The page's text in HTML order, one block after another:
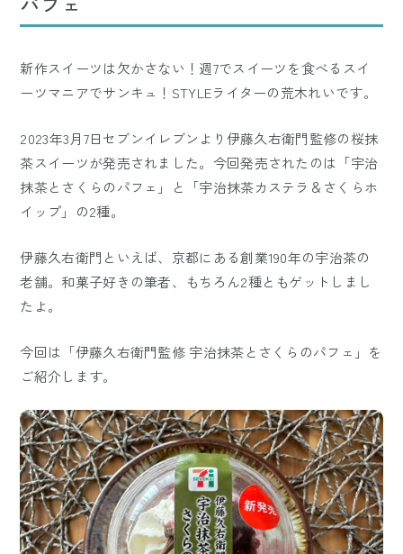
新作スイーツは欠かさない！週7でスイーツを食べるスイ
ーツマニアでサンキュ！STYLEライターの荒木れいです。
2023年3月7日セブンイレブンより伊藤久右衛門監修の桜抹
茶スイーツが発売されました。今回発売されたのは「宇治
抹茶とさくらのパフェ」と「宇治抹茶カステラ＆さくらホ
イップ」の2種。
伊藤久右衛門といえば、京都にある創業190年の宇治茶の
老舗。和菓子好きの筆者、もちろん2種ともゲットしまし
たよ。
今回は「伊藤久右衛門監修 宇治抹茶とさくらのパフェ」を
ご紹介します。